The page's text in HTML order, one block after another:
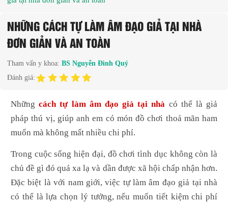
NHỮNG CÁCH TỰ LÀM ÂM ĐẠO GIẢ TẠI NHÀ
ĐƠN GIẢN VÀ AN TOÀN
Tham vấn y khoa: BS Nguyễn Đình Quý
Đánh giá:
Nhữngcách tự làm âm đạo giả tại nhà có thể là giả
pháp thú vị, giúp anh em có món đồ chơi thoả mãn ham
muốn mà không mất nhiều chi phí.
Trong cuộc sống hiện đại, đồ chơi tình dục không còn là
chủ đề gì đó quá xa lạ và dần được xã hội chấp nhận hơn.
Đặc biệt là với nam giới, việc tự làm âm đạo giả tại nhà
có thể là lựa chọn lý tưởng, nếu muốn tiết kiệm chi phí